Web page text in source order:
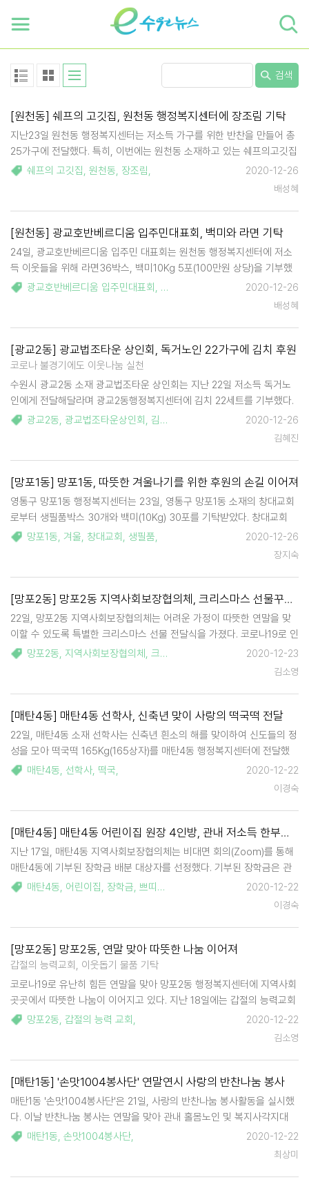
검색
[원천동] 쉐프의 고깃집, 원천동 행정복지센터에 장조림 기탁
지난23일 원천동 행정복지센터는 저소득 가구를 위한 반찬을 만들어 총
25가구에 전달했다. 특히, 이번에는 원천동 소재하고 있는 쉐프의고깃집
에서 소고기 장조림을 기탁하여 더욱 풍성한 반찬을 전달할 수 있었다.
쉐프의 고깃집은 명절, 연말 등에 저소득 이웃주민들을 위하여 국, 장조
쉐프의 고깃집, 원천동, 장조림,
2020-12-26
배성혜
[원천동] 광교호반베르디움 입주민대표회, 백미와 라면 기탁
24일, 광교호반베르디움 입주민 대표회는 원천동 행정복지센터에 저소
득 이웃들을 위해 라면36박스, 백미10Kg 5포(100만원 상당)을 기부했
다. 이날 기탁된 라면과 백미는 추운 겨울을 보내고 있는 관내 기초생활
수급자 및 한부모 가구에 전달이 될 예정이다. 임종환 대표는 "비록 어려
광교호반베르디움 입주민대표회 , 백미
2020-12-26
배성혜
[광교2동] 광교법조타운 상인회, 독거노인 22가구에 김치 후원
코로나 불경기에도 이웃나눔 실천
수원시 광교2동 소재 광교법조타운 상인회는 지난 22일 저소득 독거노
인에게 전달해달라며 광교2동행정복지센터에 김치 22세트를 기부했다.
코로나19의 장기화로 광교법조타운의 자영업자도 힘든 시기를 보내고
있지만 겨울철 더 어려운 어르신들을 생각하며 회원들이 십시일반으로
광교2동, 광교법조타운상인회 , 김치
2020-12-26
김혜진
[망포1동] 망포1동, 따뜻한 겨울나기를 위한 후원의 손길 이어져
영통구 망포1동 행정복지센터는 23일, 영통구 망포1동 소재의 창대교회
로부터 생필품박스 30개와 백미(10Kg) 30포를 기탁받았다. 창대교회
박현욱 목사는 "코로나 19로 모두가 어려운 시기를 보내고 있다. 교인들
의 성금으로 교회에서 일괄로 물품을 구입하여 기탁하는 것이 아니다. 교
망포1동, 겨울, 창대교회 , 생필품,
2020-12-26
장지숙
[망포2동] 망포2동 지역사회보장협의체, 크리스마스 선물꾸러미 제작
22일, 망포2동 지역사회보장협의체는 어려운 가정이 따뜻한 연말을 맞
이할 수 있도록 특별한 크리스마스 선물 전달식을 가졌다. 코로나19로 인
해 이웃 간 멀어진 거리를 따뜻한 마음으로 잇고자 망포2동 지역사회보
장협의체에서 '따뜻한 나눔, 미리메리크리스마스'사업을 계획, 위원들이
망포2동, 지역사회보장협의체 , 크리스마스
2020-12-23
김소영
[매탄4동] 매탄4동 선학사, 신축년 맞이 사랑의 떡국떡 전달
22일, 매탄4동 소재 선학사는 신축년 흰소의 해를 맞이하여 신도들의 정
성을 모아 떡국떡 165Kg(165상자)를 매탄4동 행정복지센터에 전달했
다. 전달된 떡국떡은 관내 저소득 가정 165가구에 전달될 예정이다. 매탄
4동은 코로나19로 모두가 어려운 시기임에도 불구하고, 이창구 원장처
매탄4동, 선학사, 떡국,
2020-12-22
이경숙
[매탄4동] 매탄4동 어린이집 원장 4인방, 관내 저소득 한부모 가정에 장학금 전달
지난 17일, 매탄4동 지역사회보장협의체는 비대면 회의(Zoom)를 통해
매탄4동에 기부된 장학금 배분 대상자를 선정했다. 기부된 장학금은 관
내 어린이집 4개소 원장들이 코로나19로 어려운 저소득 한부모 가정을
도와달라며 매탄4동 행정복지센터에 기부한 것이다. 매탄4동 행정복지
매탄4동, 어린이집, 장학금, 쁘띠엔젤 예꼬몬테소리,아이
2020-12-22
이경숙
[망포2동] 망포2동, 연말 맞아 따뜻한 나눔 이어져
갑절의 능력교회, 이웃돕기 물품 기탁
코로나19로 유난히 힘든 연말을 맞아 망포2동 행정복지센터에 지역사회
곳곳에서 따뜻한 나눔이 이어지고 있다. 지난 18일에는 갑절의 능력교회
에서 코로나19로 어려운 관내 이웃들을 위해 백미 10kg 20포와 라면
망포2동, 갑절의 능력 교회 ,
2020-12-22
김소영
[매탄1동] '손맛1004봉사단' 연말연시 사랑의 반찬나눔 봉사
매탄1동 '손맛1004봉사단'은 21일, 사랑의 반찬나눔 봉사활동을 실시했
다. 이날 반찬나눔 봉사는 연말을 맞아 관내 홀몸노인 및 복지사각지대
대상자들이 건강한 겨울을 보낼 수 있도록 건강식으로 준비하였다. 사랑
의 반찬나눔 봉사는 매달 홀몸노인 등 취약계층 가정을 직접 방문하여 안
매탄1동, 손맛1004봉사단,
2020-12-22
최상미